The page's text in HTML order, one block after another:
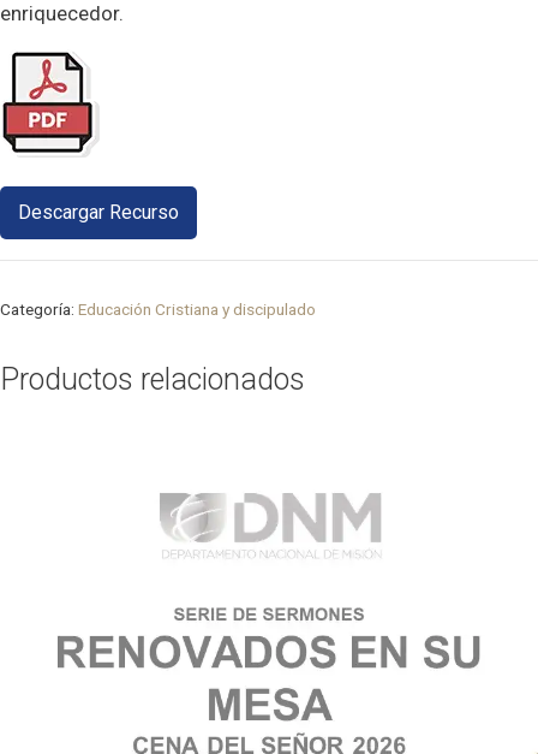
enriquecedor.
Descargar Recurso
Categoría: Educación Cristiana y discipulado
Productos relacionados